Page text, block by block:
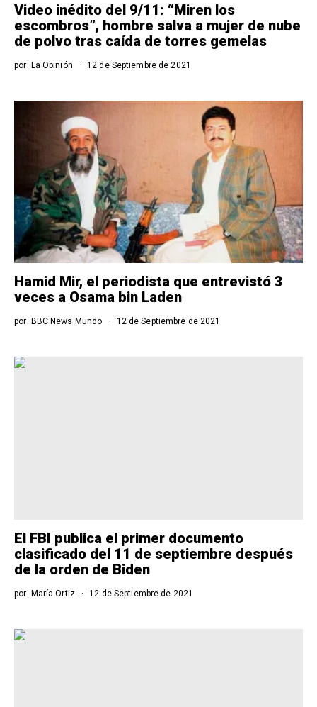
Video inédito del 9/11: “Miren los
escombros”, hombre salva a mujer de nube
de polvo tras caída de torres gemelas
por La Opinión 12 de Septiembre de 2021
Hamid Mir, el periodista que entrevistó 3
veces a Osama bin Laden
por BBC News Mundo 12 de Septiembre de 2021
El FBI publica el primer documento
clasificado del 11 de septiembre después
de la orden de Biden
por María Ortiz 12 de Septiembre de 2021